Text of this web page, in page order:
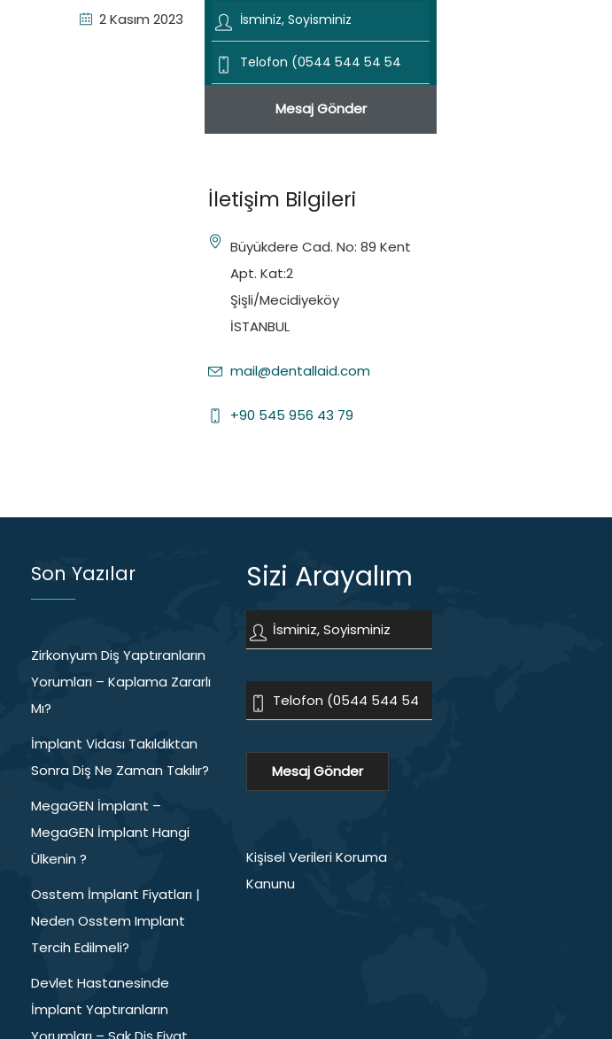
2 Kasım 2023
İletişim Bilgileri
Büyükdere Cad. No: 89 Kent
Apt. Kat:2
Şişli/Mecidiyeköy
İSTANBUL
mail@dentallaid.com
+90 545 956 43 79
Son Yazılar
Zirkonyum Diş Yaptıranların
Yorumları – Kaplama Zararlı
Mı?
İmplant Vidası Takıldıktan
Sonra Diş Ne Zaman Takılır?
MegaGEN İmplant –
MegaGEN İmplant Hangi
Ülkenin ?
Osstem İmplant Fiyatları |
Neden Osstem Implant
Tercih Edilmeli?
Devlet Hastanesinde
İmplant Yaptıranların
Sizi Arayalım
Kişisel Verileri Koruma
Kanunu